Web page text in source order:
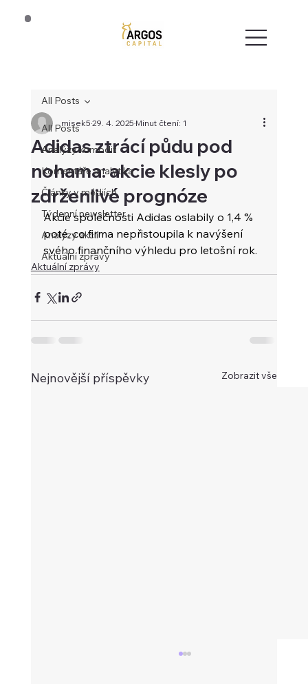
All Posts
Analýzy komodit
Komentáře analytika
Články v médiích
Týdenní newsletter
Analýzy akcií
Aktuální zprávy
All Posts
Adidas ztrácí půdu pod
nohama: akcie klesly po
zdrženlivé prognóze
misek529. 4. 2025Minut čtení: 1
Akcie společnosti Adidas oslabily o 1,4 %
poté, co firma nepřistoupila k navýšení
svého finančního výhledu pro letošní rok.
Aktuální zprávy
Nejnovější příspěvky Zobrazit vše